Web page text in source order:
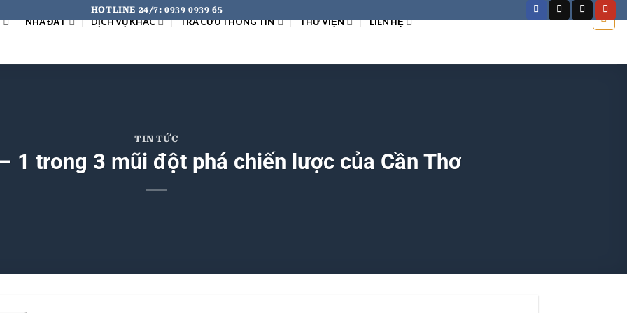
HOTLINE 24/7: 0939 0939 65
NHÀ ĐẤT DỊCH VỤ KHÁC TRA CỨU THÔNG TIN THƯ VIỆN LIÊN HỆ
TIN TỨC
1 trong 3 mũi đột phá chiến lược của Cần Thơ